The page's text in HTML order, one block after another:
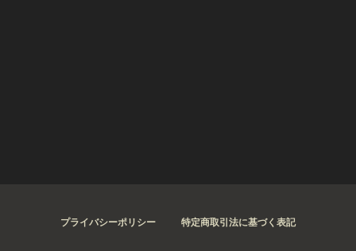
プライバシーポリシー 特定商取引法に基づく表記